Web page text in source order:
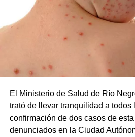
El Ministerio de Salud de Río
trató de llevar tranquilidad a todos
confirmación de dos casos de
denunciados en la Ciudad